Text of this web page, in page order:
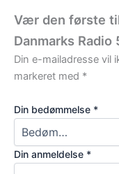
Vær den første
Danmarks Radio
Din e-mailadresse vil
markeret med *
Din bedømmelse *
Din anmeldelse *